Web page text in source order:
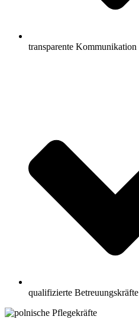
transparente Kommunikation
qualifizierte Betreuungskräfte